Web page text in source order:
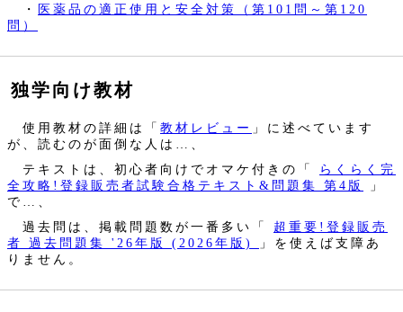
・
医薬品の適正使用と安全対策（第101問～第120
問）
独学向け教材
使用教材の詳細は「 教材レビュー 」に述べています
が、読むのが面倒な人は…、
テキストは、初心者向けでオマケ付きの「
らくらく完
全攻略!登録販売者試験合格テキスト&問題集 第4版
」
で…、
過去問は、掲載問題数が一番多い「
超重要!登録販売
者 過去問題集 '26年版 (2026年版)
」を使えば支障あ
りません。